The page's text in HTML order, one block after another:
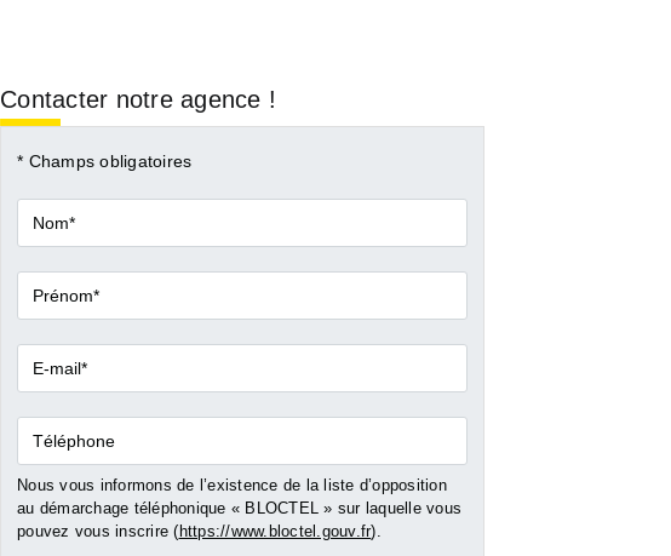
MARIGNANE
Vente Appartement - 70
MARIGNANE
Vente Appartement - 65
Contacter notre agence !
* Champs obligatoires
Nom*
Prénom*
E-
mail*
Téléphone
Nous vous informons de l’existence de la liste d’opposition
au démarchage téléphonique « BLOCTEL » sur laquelle vous
pouvez vous inscrire (https://www.bloctel.gouv.fr).